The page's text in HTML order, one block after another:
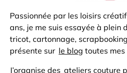
Passionnée par les loisirs
ans, je me suis essayée à plein
tricot, cartonnage,
présente sur le blog toutes
J’organise des ateliers couture